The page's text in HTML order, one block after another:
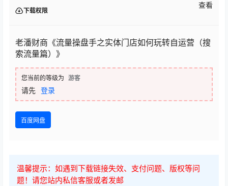
下载权限
查看
老潘财商《流量操盘手之实体门店如何玩转自运营（搜
索流量篇）》
您当前的等级为 游客
请先 登录
百度网盘
温馨提示：如遇到下载链接失效、支付问题、版权等问
题！请您站内私信客服或者发邮